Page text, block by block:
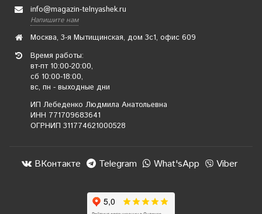
info@magazin-telnyashek.ru
Напишите нам
Москва, 3-я Мытищинская, дом 3с1, офис 609
Время работы:
вт-пт 10:00-20:00,
сб 10:00-18:00,
вс, пн - выходные дни
ИП Лебеденко Людмила Анатольевна
ИНН 771709683641
ОГРНИП 311774621000528
ВКонтакте Telegram What'sApp Viber